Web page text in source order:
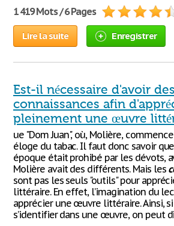
1 419 Mots / 6 Pages
Lire la suite Enregistrer
Est-il nécessaire d'avoir des
connaissances afin
pleinement une œuvre
ue "Dom Juan", où, Molière,
éloge du tabac. Il faut donc savoir
époque était prohibé par les dévots,
Molière avait des différents. Mais les
sont pas les seuls "outils" pour
littéraire. En effet, l’imagination du
apprécier une œuvre littéraire. Ainsi,
s’identifier dans une œuvre, on peut